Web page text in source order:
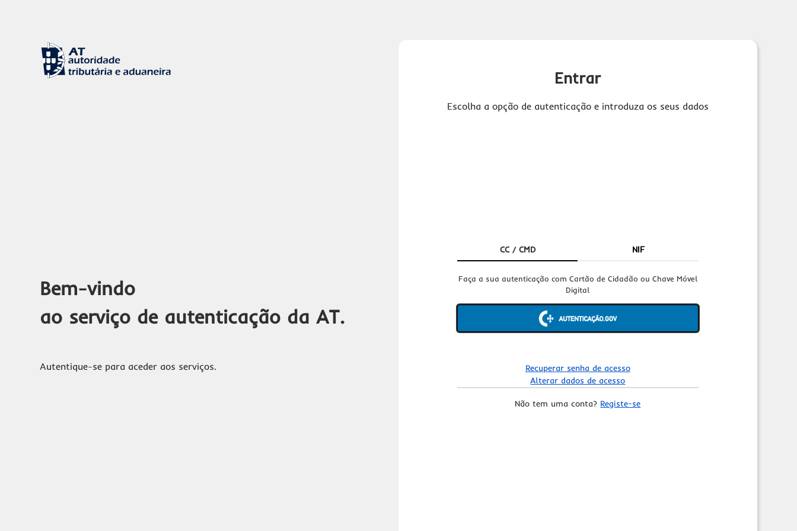
Bem-vindo
ao serviço de autenticação da AT.
Autentique-se para aceder aos serviços.
Entrar
Escolha a opção de autenticação e introduza os seus dados
CC / CMD NIF
Faça a sua autenticação com Cartão de Cidadão ou Chave Móvel
Digital
Recuperar senha de acesso
Alterar dados de acesso
Não tem uma conta? Registe-se